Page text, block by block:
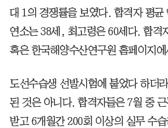
대 1의 경쟁률을 보였다. 합격자 평균
연소는 38세, 최고령은 60세다. 합격
혹은 한국해양수산연구원 홈페이지
도선수습생 선발시험에 붙었다 하더
된 것은 아니다. 합격자들은 7월 중
받고 6개월간 200회 이상의 실무 수